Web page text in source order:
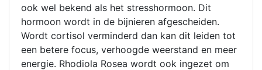
ook wel bekend als het stresshormoon. Dit
hormoon wordt in de bijnieren afgescheiden.
Wordt cortisol verminderd dan kan dit leiden tot
een betere focus, verhoogde weerstand en meer
energie. Rhodiola Rosea wordt ook ingezet om